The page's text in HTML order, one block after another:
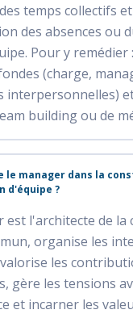
temps collectifs
des absences ou
Pour y remédier
(charge,
interpersonnelles)
building ou de
le manager dans la
d'équipe ?
est l'architecte de la
organise les
les
gère les tensions
et incarner les